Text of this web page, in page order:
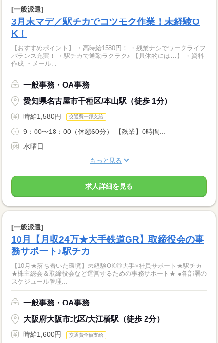
[一般派遣]
3月末マデ／駅チカでコツモク作業！未経験O
K！
【おすすめポイント】 ・高時給1580円！ ・残業ナシでワークライフ
バランス充実！ ・駅チカで通勤ラクラク♪ 【具体的には…】 ・資料
作成 ・メール...
一般事務・OA事務
愛知県名古屋市千種区/本山駅（徒歩 1分）
時給1,580円 交通費一部支給
9：00〜18：00（休憩60分） 【残業】0時間...
水曜日
もっと見る
求人詳細を見る
[一般派遣]
10月【月収24万★大手鉄道GR】取締役会の事
務サポート♪駅チカ
【10月★落ち着いた環境】未経験OK◎大手×社員サポート★駅チカ
★株主総会＆取締役会など運営するための事務サポート★ ●各部署の
スケジュール管理...
一般事務・OA事務
大阪府大阪市北区/大江橋駅（徒歩 2分）
時給1,600円 交通費全額支給